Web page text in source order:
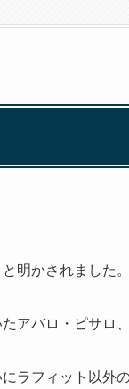
明かされました。
アバロ・ピサロ
ラフィット以外